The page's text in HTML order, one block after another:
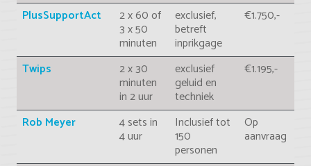
PlusSupportAct 2 x 60 of
3 x 50
minuten
exclusief,
betreft
inprikgage
€1.750,-
Twips 2 x 30
minuten
in 2 uur
exclusief
geluid en
techniek
€1.195,-
Rob Meyer 4 sets in
4 uur
Inclusief tot
150
personen
Op
aanvraag